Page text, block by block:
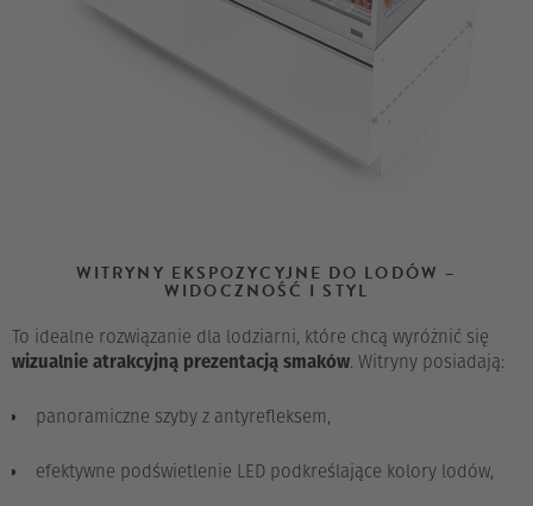
WITRYNY EKSPOZYCYJNE DO LODÓW –
WIDOCZNOŚĆ I STYL
To idealne rozwiązanie dla lodziarni, które chcą wyróżnić się
wizualnie atrakcyjną prezentacją smaków. Witryny posiadają:
panoramiczne szyby z antyrefleksem,
efektywne podświetlenie LED podkreślające kolory lodów,